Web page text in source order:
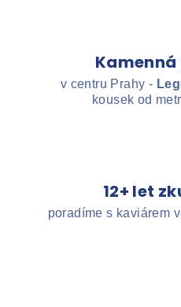
v centru Prahy -
kousek od
12+ let
poradíme s kaviárem